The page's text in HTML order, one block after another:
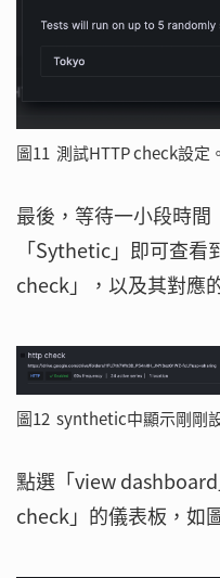
圖11 測試HTTP check設定。
最後，等待一小段時
「Sythetic」即可查
check」，以及其對應
圖12 synthetic中顯示剛剛
點選「view
check」的儀表板，如